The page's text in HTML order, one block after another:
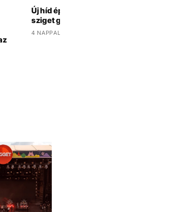
Új híd épülhet Budapesten: elfogadták
sziget gyaloghídjának koncepcióját
4 NAPPAL EZELŐTT